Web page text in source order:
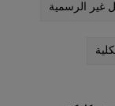
غير الرسمية